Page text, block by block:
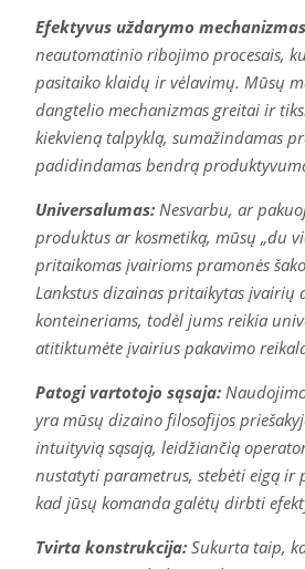
Efektyvus uždarymo
neautomatinio ribojimo procesais,
pasitaiko klaidų ir vėlavimų. Mūsų
dangtelio mechanizmas greitai ir
kiekvieną talpyklą, sumažindamas
padidindamas bendrą
Universalumas:Nesvarbu, ar
produktus ar kosmetiką, mūsų „du
pritaikomas įvairioms pramonės
Lankstus dizainas pritaikytas įvairių
konteineriams, todėl jums reikia
atitiktumėte įvairius pakavimo
Patogi vartotojo sąsaja:
yra mūsų dizaino filosofijos
intuityvią sąsają, leidžiančią
nustatyti parametrus, stebėti eigą ir
kad jūsų komanda galėtų dirbti
Tvirta konstrukcija:Sukurta taip,